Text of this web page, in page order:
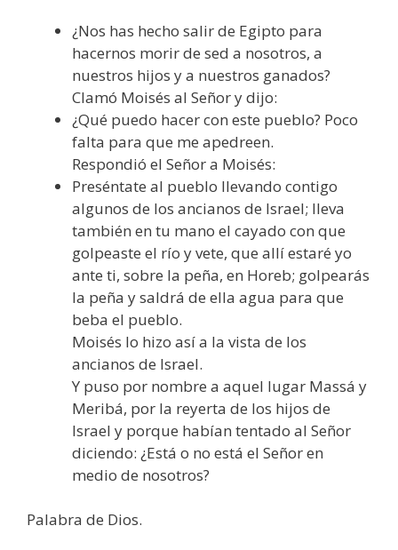
¿Nos has hecho salir de Egipto para
hacernos morir de sed a nosotros, a
nuestros hijos y a nuestros ganados?
Clamó Moisés al Señor y dijo:
¿Qué puedo hacer con este pueblo? Poco
falta para que me apedreen.
Respondió el Señor a Moisés:
Preséntate al pueblo llevando contigo
algunos de los ancianos de Israel; lleva
también en tu mano el cayado con que
golpeaste el río y vete, que allí estaré yo
ante ti, sobre la peña, en Horeb; golpearás
la peña y saldrá de ella agua para que
beba el pueblo.
Moisés lo hizo así a la vista de los
ancianos de Israel.
Y puso por nombre a aquel lugar Massá y
Meribá, por la reyerta de los hijos de
Israel y porque habían tentado al Señor
diciendo: ¿Está o no está el Señor en
medio de nosotros?
Palabra de Dios.